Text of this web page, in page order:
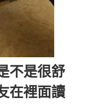
不是很舒
在裡面讀